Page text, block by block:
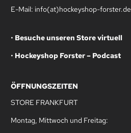
E-Mail: info(at)hockeyshop-forster.de
• Besuche unseren Store virtuell
• Hockeyshop Forster – Podcast
ÖFFNUNGSZEITEN
STORE FRANKFURT
Montag, Mittwoch und Freitag: